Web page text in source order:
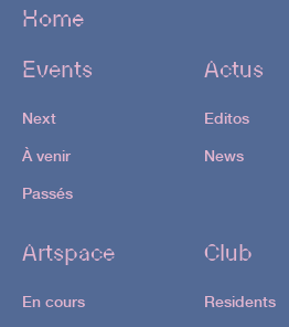
Home
Events
Next
À venir
Passés
Actus
Editos
News
Artspace
En cours
Club
Residents